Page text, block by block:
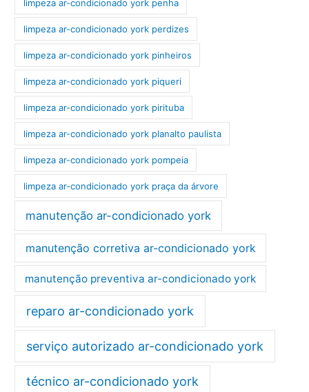
limpeza ar-condicionado york penha
limpeza ar-condicionado york perdizes
limpeza ar-condicionado york pinheiros
limpeza ar-condicionado york piqueri
limpeza ar-condicionado york pirituba
limpeza ar-condicionado york planalto paulista
limpeza ar-condicionado york pompeia
limpeza ar-condicionado york praça da árvore
manutenção ar-condicionado york
manutenção corretiva ar-condicionado york
manutenção preventiva ar-condicionado york
reparo ar-condicionado york
serviço autorizado ar-condicionado york
técnico ar-condicionado york